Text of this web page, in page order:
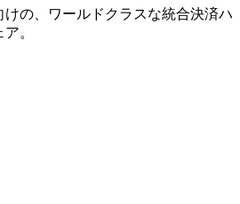
の、ワールドクラスな統合決済ハ
。